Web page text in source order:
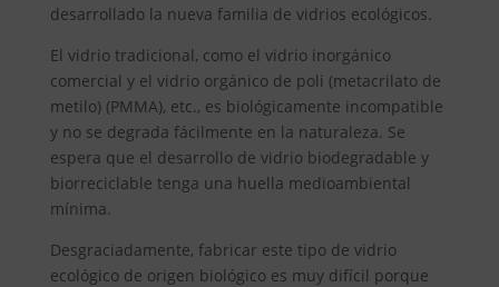
desarrollado la nueva familia de vidrios ecológicos.
El vidrio tradicional, como el vidrio inorgánico
comercial y el vidrio orgánico de poli (metacrilato de
metilo) (PMMA), etc., es biológicamente incompatible
y no se degrada fácilmente en la naturaleza. Se
espera que el desarrollo de vidrio biodegradable y
biorreciclable tenga una huella medioambiental
mínima.
Desgraciadamente, fabricar este tipo de vidrio
ecológico de origen biológico es muy difícil porque